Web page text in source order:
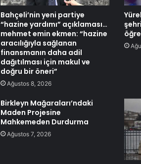
Bahçeli’nin yeni partiye
“hazine yardımı” açıklaması…
mehmet emin ekmen: “hazine
aracılığıyla sağlanan
finansmanın daha adil
dağıtılması için makul ve
doğru bir öneri”
Ağustos 8, 2026
Birkleyn Mağaraları’ndaki
Maden Projesine
Mahkemeden Durdurma
Ağustos 7, 2026